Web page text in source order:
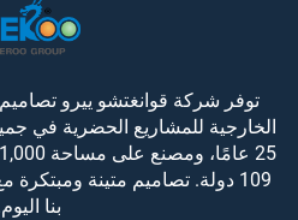
توفر شركة قوانغتشو ييرو
الخارجية للمشاريع الحضرية في
109 دولة. تصاميم متينة
بنا